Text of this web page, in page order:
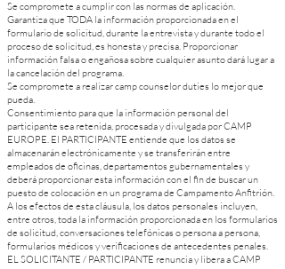
Se compromete a cumplir con las normas de aplicación.
Garantiza que TODA la información proporcionada en el
formulario de solicitud, durante la entrevista y durante todo el
proceso de solicitud, es honesta y precisa. Proporcionar
información falsa o engañosa sobre cualquier asunto dará lugar a
la cancelación del programa.
Se compromete a realizar camp counselor duties lo mejor que
pueda.
Consentimiento para que la información personal del
participante sea retenida, procesada y divulgada por CAMP
EUROPE. El PARTICIPANTE entiende que los datos se
almacenarán electrónicamente y se transferirán entre
empleados de oficinas, departamentos gubernamentales y
deberá proporcionar esta información con el fin de buscar un
puesto de colocación en un programa de Campamento Anfitrión.
A los efectos de esta cláusula, los datos personales incluyen,
entre otros, toda la información proporcionada en los formularios
de solicitud, conversaciones telefónicas o persona a persona,
formularios médicos y verificaciones de antecedentes penales.
EL SOLICITANTE / PARTICIPANTE renuncia y libera a CAMP